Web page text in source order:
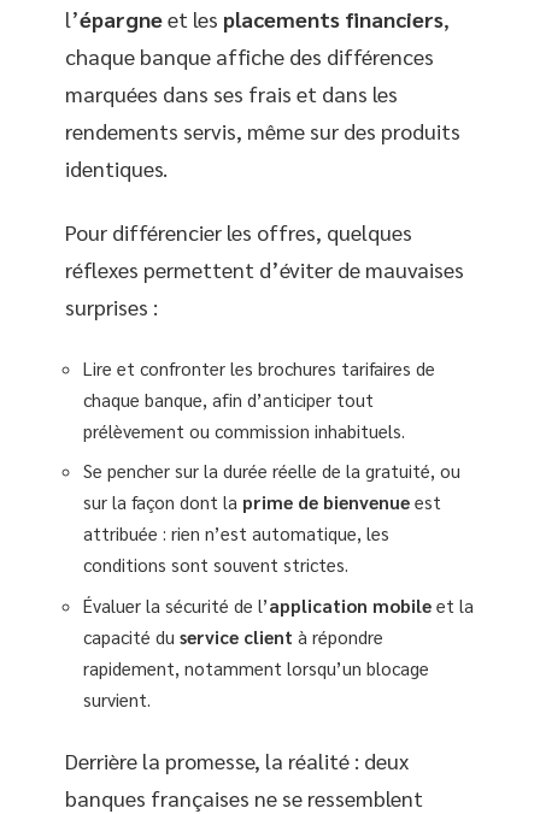
l’épargneet les placements financiers,
chaque banque affiche des différences
marquées dans ses frais et dans les
rendements servis, même sur des produits
identiques.
Pour différencier les offres, quelques
réflexes permettent d’éviter de mauvaises
surprises :
Lire et confronter les brochures tarifaires de
chaque banque, afin d’anticiper tout
prélèvement ou commission inhabituels.
Se pencher sur la durée réelle de la gratuité, ou
sur la façon dont la prime de bienvenue est
attribuée : rien n’est automatique, les
conditions sont souvent strictes.
Évaluer la sécurité de l’application mobile et la
capacité du service client à répondre
rapidement, notamment lorsqu’un blocage
survient.
Derrière la promesse, la réalité : deux
banques françaises ne se ressemblent